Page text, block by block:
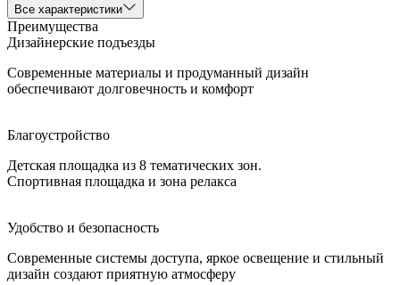
Все характеристики
Преимущества
Дизайнерские подъезды
Современные материалы и продуманный дизайн
обеспечивают долговечность и комфорт
Благоустройство
Детская площадка из 8 тематических зон.
Спортивная площадка и зона релакса
Удобство и безопасность
Современные системы доступа, яркое освещение и стильный
дизайн создают приятную атмосферу